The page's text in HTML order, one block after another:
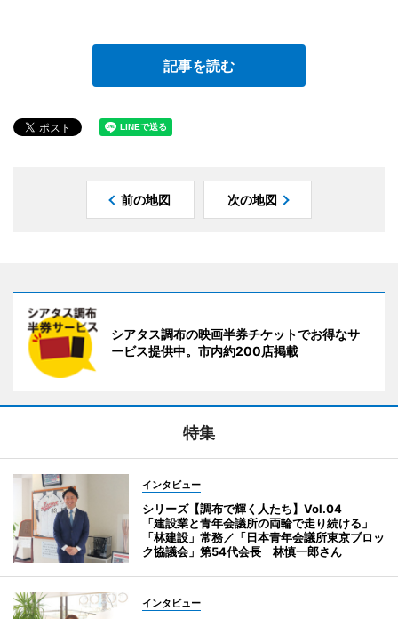
記事を読む
前の地図 次の地図
シアタス調布の映画半券チケットでお得なサ
ービス提供中。市内約200店掲載
特集
インタビュー
シリーズ【調布で輝く人たち】Vol.04
「建設業と青年会議所の両輪で走り続ける」
「林建設」常務／「日本青年会議所東京ブロッ
ク協議会」第54代会長 林慎一郎さん
インタビュー